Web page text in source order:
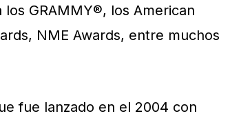
GRAMMY®, los American
NME Awards, entre muchos
fue lanzado en el 2004 con